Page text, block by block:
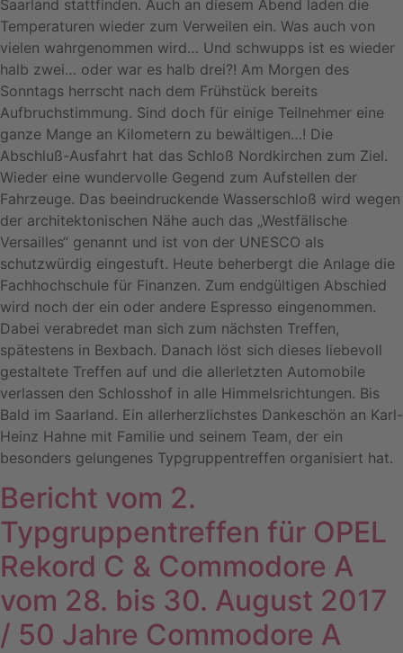
Saarland stattfinden. Auch an diesem Abend laden die
Temperaturen wieder zum Verweilen ein. Was auch von
vielen wahrgenommen wird… Und schwupps ist es wieder
halb zwei… oder war es halb drei?! Am Morgen des
Sonntags herrscht nach dem Frühstück bereits
Aufbruchstimmung. Sind doch für einige Teilnehmer eine
ganze Mange an Kilometern zu bewältigen…! Die
Abschluß-Ausfahrt hat das Schloß Nordkirchen zum Ziel.
Wieder eine wundervolle Gegend zum Aufstellen der
Fahrzeuge. Das beeindruckende Wasserschloß wird wegen
der architektonischen Nähe auch das „Westfälische
Versailles“ genannt und ist von der UNESCO als
schutzwürdig eingestuft. Heute beherbergt die Anlage die
Fachhochschule für Finanzen. Zum endgültigen Abschied
wird noch der ein oder andere Espresso eingenommen.
Dabei verabredet man sich zum nächsten Treffen,
spätestens in Bexbach. Danach löst sich dieses liebevoll
gestaltete Treffen auf und die allerletzten Automobile
verlassen den Schlosshof in alle Himmelsrichtungen. Bis
Bald im Saarland. Ein allerherzlichstes Dankeschön an Karl-
Heinz Hahne mit Familie und seinem Team, der ein
besonders gelungenes Typgruppentreffen organisiert hat.
Bericht vom 2.
Typgruppentreffen für OPEL
Rekord C & Commodore A
vom 28. bis 30. August 2017
/ 50 Jahre Commodore A